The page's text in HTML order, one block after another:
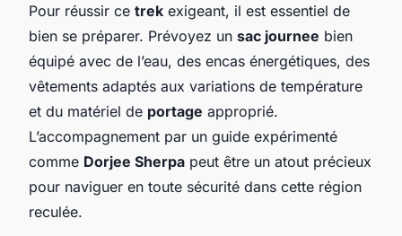
Pour réussir ce trek exigeant, il est essentiel de
bien se préparer. Prévoyez un sac journee bien
équipé avec de l’eau, des encas énergétiques, des
vêtements adaptés aux variations de température
et du matériel de portage approprié.
L’accompagnement par un guide expérimenté
comme Dorjee Sherpa peut être un atout précieux
pour naviguer en toute sécurité dans cette région
reculée.